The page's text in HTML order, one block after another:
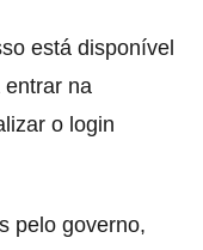
está disponível
entrar na
o login
pelo governo,